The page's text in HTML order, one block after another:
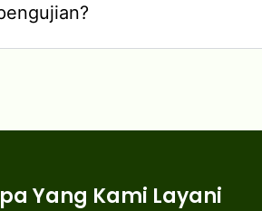
Yang Kami Layani